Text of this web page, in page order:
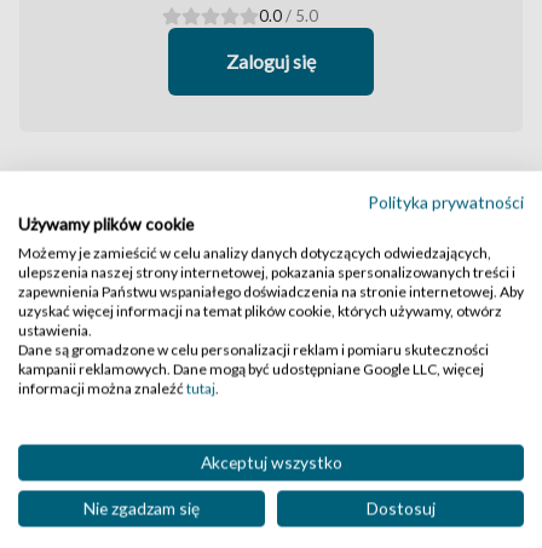
0.0/ 5.0
Zaloguj się
Polityka prywatności
Używamy plików cookie
Możemy je zamieścić w celu analizy danych dotyczących odwiedzających,
ulepszenia naszej strony internetowej, pokazania spersonalizowanych treści i
zapewnienia Państwu wspaniałego doświadczenia na stronie internetowej. Aby
uzyskać więcej informacji na temat plików cookie, których używamy, otwórz
ustawienia.
Dane są gromadzone w celu personalizacji reklam i pomiaru skuteczności
kampanii reklamowych. Dane mogą być udostępniane Google LLC, więcej
informacji można znaleźćtutaj.
Akceptuj wszystko
Nie zgadzam się Dostosuj